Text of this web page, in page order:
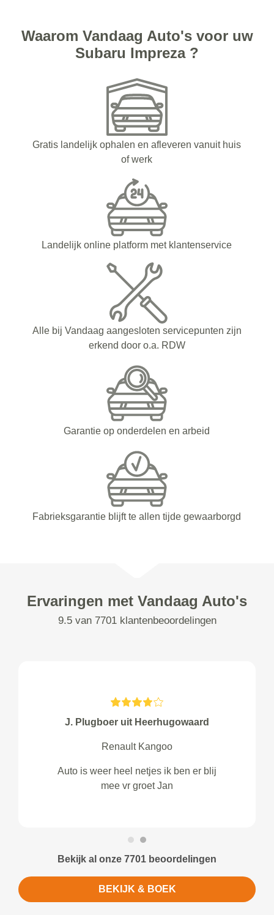
Waarom Vandaag Auto's voor uw
Subaru Impreza ?
Gratis landelijk ophalen en afleveren vanuit huis
of werk
Landelijk online platform met klantenservice
Alle bij Vandaag aangesloten servicepunten zijn
erkend door o.a. RDW
Garantie op onderdelen en arbeid
Fabrieksgarantie blijft te allen tijde gewaarborgd
Ervaringen met Vandaag Auto's
9.5 van 7701 klantenbeoordelingen
J. Plugboer uit Heerhugowaard
Renault Kangoo
Auto is weer heel netjes ik ben er blij
mee vr groet Jan
Bekijk al onze 7701 beoordelingen
BEKIJK & BOEK